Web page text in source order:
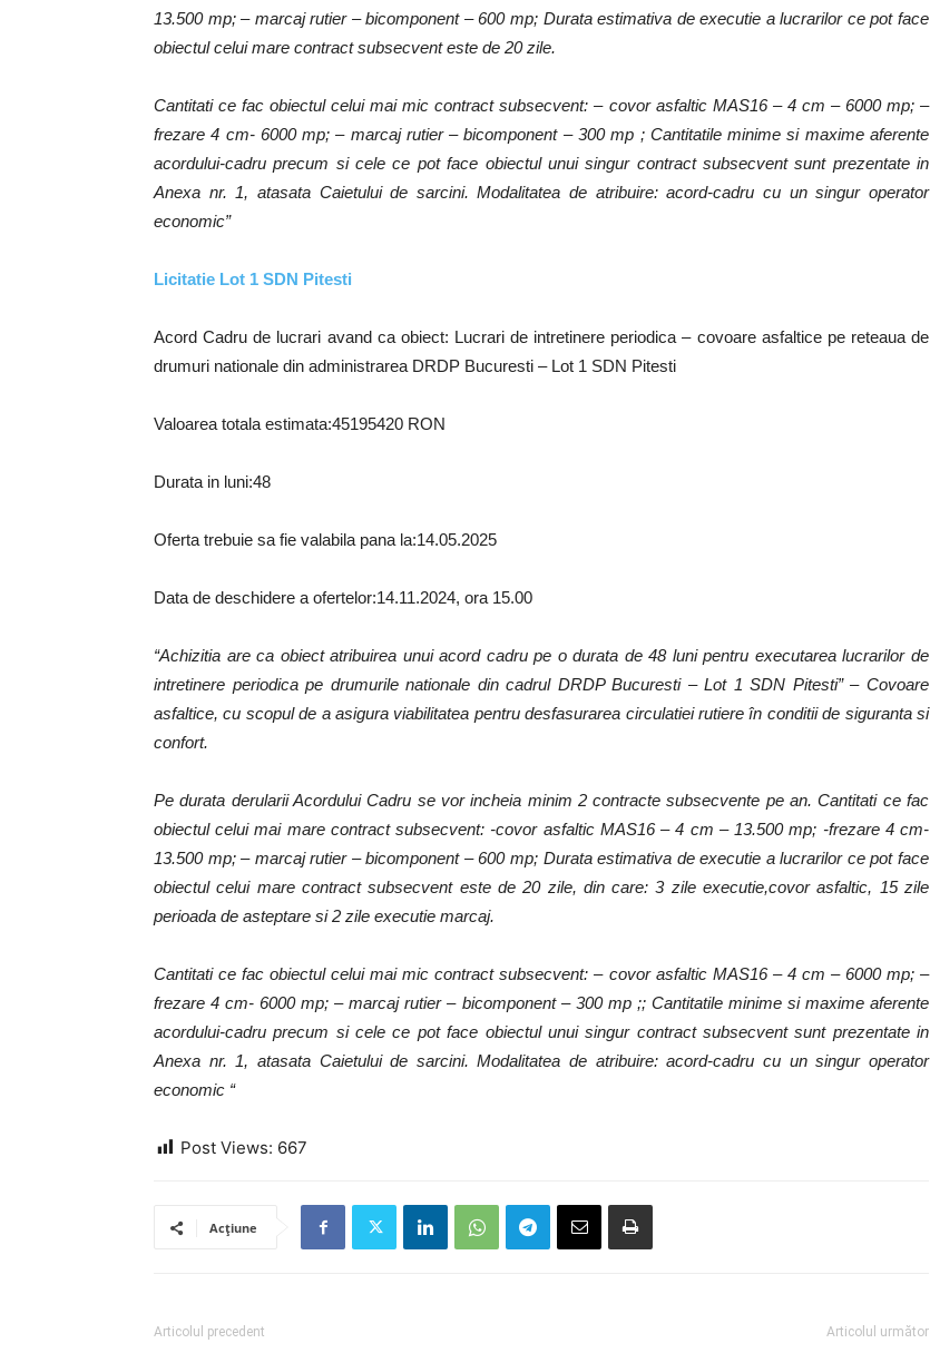
13.500 mp; – marcaj rutier – bicomponent – 600 mp; Durata estimativa de executie a lucrarilor ce pot face
obiectul celui mare contract subsecvent este de 20 zile.
Cantitati ce fac obiectul celui mai mic contract subsecvent: – covor asfaltic MAS16 – 4 cm – 6000 mp; –
frezare 4 cm- 6000 mp; – marcaj rutier – bicomponent – 300 mp ; Cantitatile minime si maxime aferente
acordului-cadru precum si cele ce pot face obiectul unui singur contract subsecvent sunt prezentate in
Anexa nr. 1, atasata Caietului de sarcini. Modalitatea de atribuire: acord-cadru cu un singur operator
economic”
Licitatie Lot 1 SDN Pitesti
Acord Cadru de lucrari avand ca obiect: Lucrari de intretinere periodica – covoare asfaltice pe reteaua de
drumuri nationale din administrarea DRDP Bucuresti – Lot 1 SDN Pitesti
Valoarea totala estimata:45195420 RON
Durata in luni:48
Oferta trebuie sa fie valabila pana la:14.05.2025
Data de deschidere a ofertelor:14.11.2024, ora 15.00
“Achizitia are ca obiect atribuirea unui acord cadru pe o durata de 48 luni pentru executarea lucrarilor de
intretinere periodica pe drumurile nationale din cadrul DRDP Bucuresti – Lot 1 SDN Pitesti” – Covoare
asfaltice, cu scopul de a asigura viabilitatea pentru desfasurarea circulatiei rutiere în conditii de siguranta si
confort.
Pe durata derularii Acordului Cadru se vor incheia minim 2 contracte subsecvente pe an. Cantitati ce fac
obiectul celui mai mare contract subsecvent: -covor asfaltic MAS16 – 4 cm – 13.500 mp; -frezare 4 cm-
13.500 mp; – marcaj rutier – bicomponent – 600 mp; Durata estimativa de executie a lucrarilor ce pot face
obiectul celui mare contract subsecvent este de 20 zile, din care: 3 zile executie,covor asfaltic, 15 zile
perioada de asteptare si 2 zile executie marcaj.
Cantitati ce fac obiectul celui mai mic contract subsecvent: – covor asfaltic MAS16 – 4 cm – 6000 mp; –
frezare 4 cm- 6000 mp; – marcaj rutier – bicomponent – 300 mp ;; Cantitatile minime si maxime aferente
acordului-cadru precum si cele ce pot face obiectul unui singur contract subsecvent sunt prezentate in
Anexa nr. 1, atasata Caietului de sarcini. Modalitatea de atribuire: acord-cadru cu un singur operator
economic “
Post Views: 667
Acțiune
Articolul precedent Articolul următor